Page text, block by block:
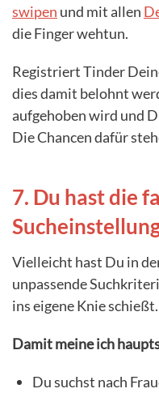
swipen und mit allen
die Finger wehtun.
Registriert Tinder
dies damit belohnt
aufgehoben wird und
Die Chancen dafür
7. Du hast die
Vielleicht hast Du in
unpassende
ins eigene Knie schießt.
Damit meine ich
Du suchst nach